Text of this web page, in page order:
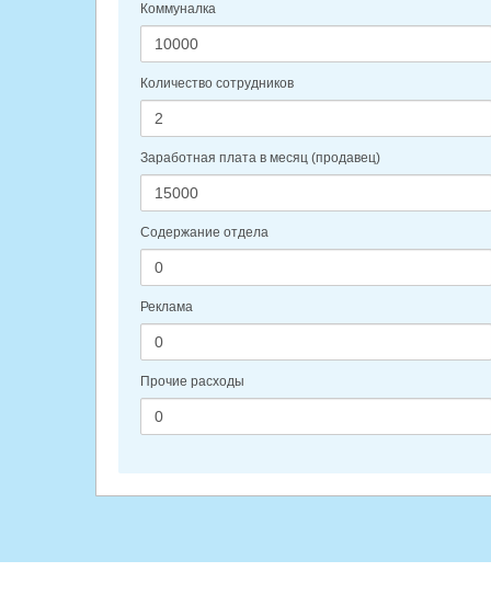
Коммуналка
Количество сотрудников
Заработная плата в месяц (продавец)
Содержание отдела
Реклама
Прочие расходы